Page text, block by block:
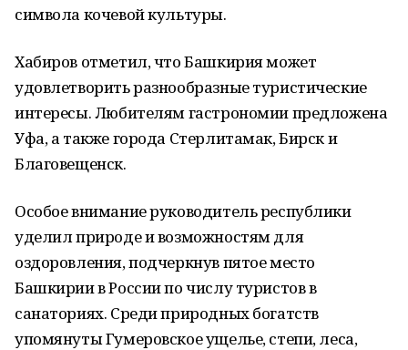
символа кочевой культуры.
Хабиров отметил, что Башкирия может
удовлетворить разнообразные туристические
интересы. Любителям гастрономии предложена
Уфа, а также города Стерлитамак, Бирск и
Благовещенск.
Особое внимание руководитель республики
уделил природе и возможностям для
оздоровления, подчеркнув пятое место
Башкирии в России по числу туристов в
санаториях. Среди природных богатств
упомянуты Гумеровское ущелье, степи, леса,